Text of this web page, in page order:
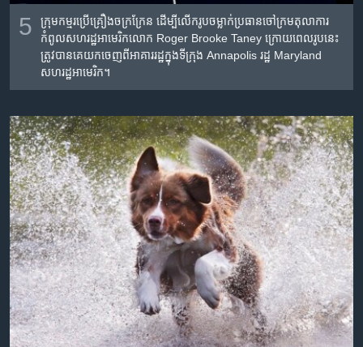
5
ក្រុម​កម្មរ​ប្រើ​គ្រឿង​ចក្រក្រែន ដើម្បី​លើក​រូប​ចម្លាក់​​ប្រធាន​ចៅក្រម​តុលាការ​
កំពូល​សហរដ្ឋ​អាមេរិកលោក Roger Brooke Taney ក្រោយ​ពេល​រូប​នេះ​
ត្រូវ​បាន​គេ​យក​ចេញពី​អាគារ​រដ្ឋ​ក្នុង​ទីក្រុង Annapolis រដ្ឋ Maryland
សហរដ្ឋ​អាមេរិក។